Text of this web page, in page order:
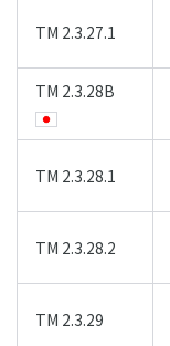
TM 2.3.27.1
TM 2.3.28B
TM 2.3.28.1
TM 2.3.28.2
TM 2.3.29